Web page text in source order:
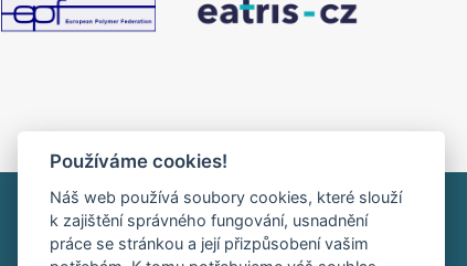
HOME INTRANET RSS
Používáme cookies!
Náš web používá soubory cookies, které slouží
k zajištění správného fungování, usnadnění
práce se stránkou a její přizpůsobení vašim